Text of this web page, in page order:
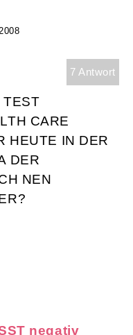
7 Antwort
TEST
CARE
HEUTE IN DER
DER
NEN
negativ